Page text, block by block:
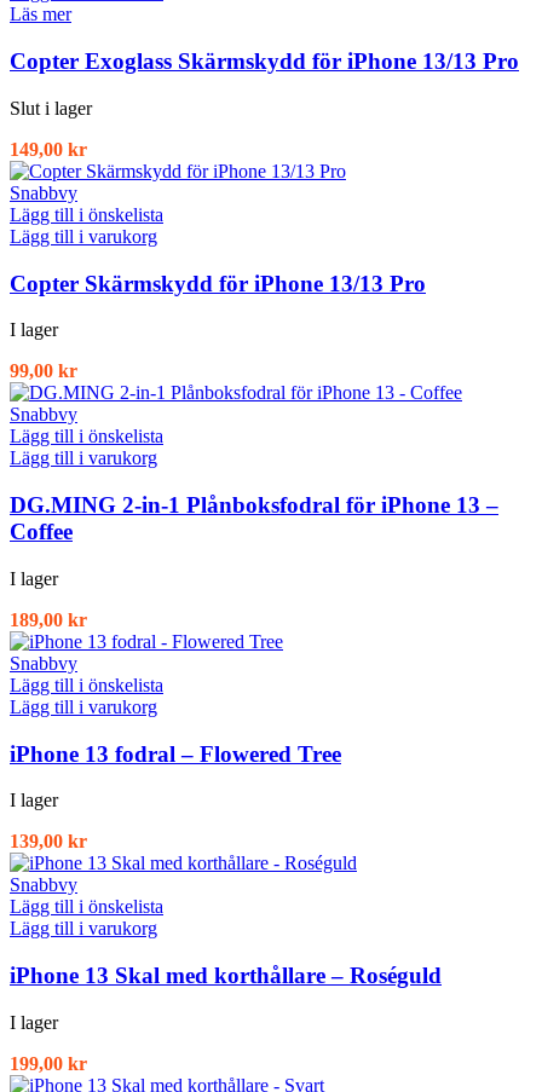
Läs mer
Copter Exoglass Skärmskydd för iPhone 13/13 Pro
Slut i lager
149,00 kr
Snabbvy
Lägg till i önskelista
Lägg till i varukorg
Copter Skärmskydd för iPhone 13/13 Pro
I lager
99,00 kr
Snabbvy
Lägg till i önskelista
Lägg till i varukorg
DG.MING 2-in-1 Plånboksfodral för iPhone 13 –
Coffee
I lager
189,00 kr
Snabbvy
Lägg till i önskelista
Lägg till i varukorg
iPhone 13 fodral – Flowered Tree
I lager
139,00 kr
Snabbvy
Lägg till i önskelista
Lägg till i varukorg
iPhone 13 Skal med korthållare – Roséguld
I lager
199,00 kr